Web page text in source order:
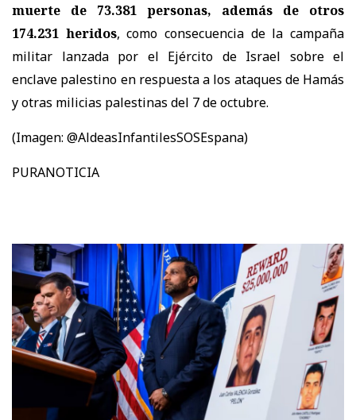
muerte de 73.381 personas, además de otros
174.231 heridos, como consecuencia de la campaña
militar lanzada por el Ejército de Israel sobre el
enclave palestino en respuesta a los ataques de Hamás
y otras milicias palestinas del 7 de octubre.
(Imagen: @AldeasInfantilesSOSEspana)
PURANOTICIA